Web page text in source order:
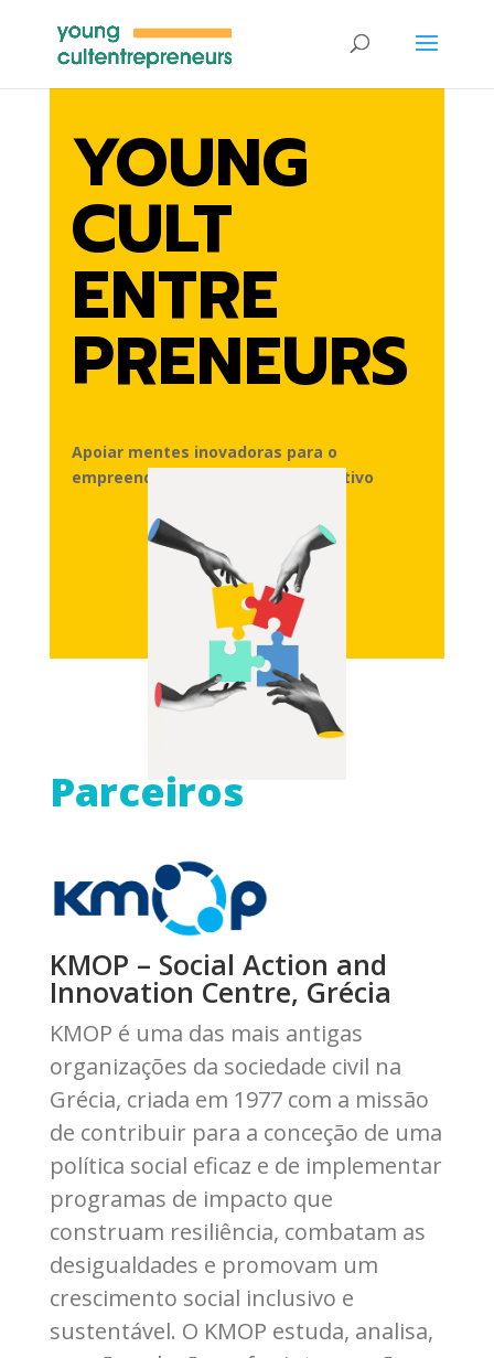
YOUNG
CULT
ENTRE
PRENEURS
Apoiar mentes inovadoras para o
empreendedorismo cultural e criativo
Parceiros
KMOP – Social Action and
Innovation Centre, Grécia
KMOP é uma das mais antigas
organizações da sociedade civil na
Grécia, criada em 1977 com a missão
de contribuir para a conceção de uma
política social eficaz e de implementar
programas de impacto que
construam resiliência, combatam as
desigualdades e promovam um
crescimento social inclusivo e
sustentável. O KMOP estuda, analisa,